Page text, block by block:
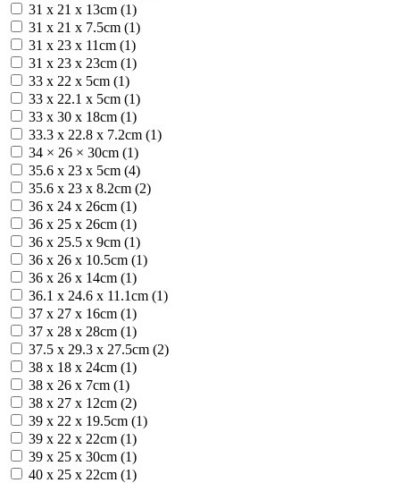
31 x 21 x 13cm (1)
31 x 21 x 7.5cm (1)
31 x 23 x 11cm (1)
31 x 23 x 23cm (1)
33 x 22 x 5cm (1)
33 x 22.1 x 5cm (1)
33 x 30 x 18cm (1)
33.3 x 22.8 x 7.2cm (1)
34 × 26 × 30cm (1)
35.6 x 23 x 5cm (4)
35.6 x 23 x 8.2cm (2)
36 x 24 x 26cm (1)
36 x 25 x 26cm (1)
36 x 25.5 x 9cm (1)
36 x 26 x 10.5cm (1)
36 x 26 x 14cm (1)
36.1 x 24.6 x 11.1cm (1)
37 x 27 x 16cm (1)
37 x 28 x 28cm (1)
37.5 x 29.3 x 27.5cm (2)
38 x 18 x 24cm (1)
38 x 26 x 7cm (1)
38 x 27 x 12cm (2)
39 x 22 x 19.5cm (1)
39 x 22 x 22cm (1)
39 x 25 x 30cm (1)
40 x 25 x 22cm (1)